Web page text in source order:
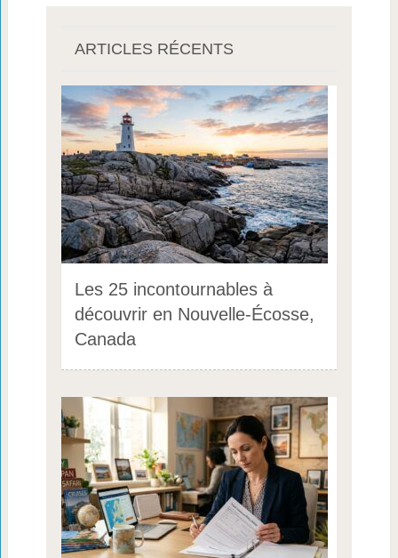
ARTICLES RÉCENTS
Les 25 incontournables à
découvrir en Nouvelle-Écosse,
Canada